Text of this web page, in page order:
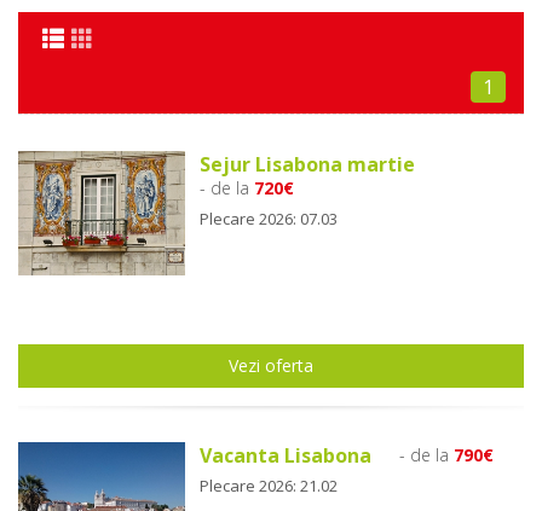
1
Sejur Lisabona martie
- de la 720€
Plecare 2026: 07.03
Vezi oferta
Vacanta Lisabona - de la 790€
Plecare 2026: 21.02